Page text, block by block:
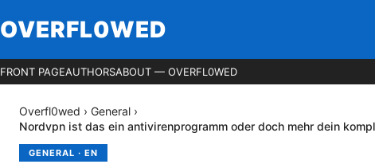
OVERFL0WED
FRONT PAGEAUTHORSABOUT — OVERFL0WED
Overfl0wed › General ›
Nordvpn ist das ein antivirenprogramm oder doch mehr dein
GENERAL · EN